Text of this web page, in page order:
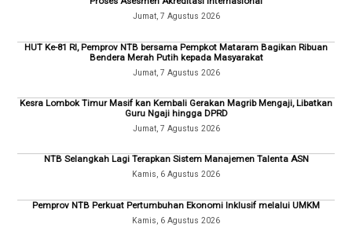
Jumat, 7 Agustus 2026
HUT Ke-81 RI, Pemprov NTB bersama Pempkot Mataram Bagikan Ribuan
Bendera Merah Putih kepada Masyarakat
Jumat, 7 Agustus 2026
Kesra Lombok Timur Masif kan Kembali Gerakan Magrib Mengaji, Libatkan
Guru Ngaji hingga DPRD
Jumat, 7 Agustus 2026
NTB Selangkah Lagi Terapkan Sistem Manajemen Talenta ASN
Kamis, 6 Agustus 2026
Pemprov NTB Perkuat Pertumbuhan Ekonomi Inklusif melalui UMKM
Kamis, 6 Agustus 2026